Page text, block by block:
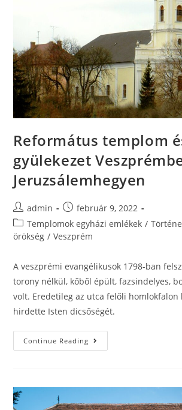
Református templom
gyülekezet
Jeruzsálemhegyen
admin
február 9, 2022
Templomok egyházi emlékek /
örökség / Veszprém
A veszprémi evangélikusok 1798-ban
torony nélkül, kőből épült, fazsindelyes,
volt. Eredetileg az utca felőli
hirdette Isten dicsőségét.
Continue Reading